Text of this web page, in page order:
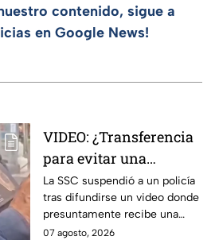
contenido, sigue a
en Google News!
VIDEO: ¿Transferencia
para evitar una
sanción? SSC suspende
a policía y abre
investigación
La SSC suspendió a un policía
tras difundirse un video donde
presuntamente recibe una
transferencia para evitar una
07 agosto, 2026